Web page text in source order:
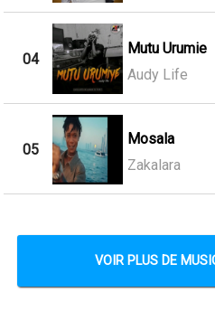
04
Mutu Urumie
Audy Life
05
Mosala
Zakalara
VOIR PLUS DE